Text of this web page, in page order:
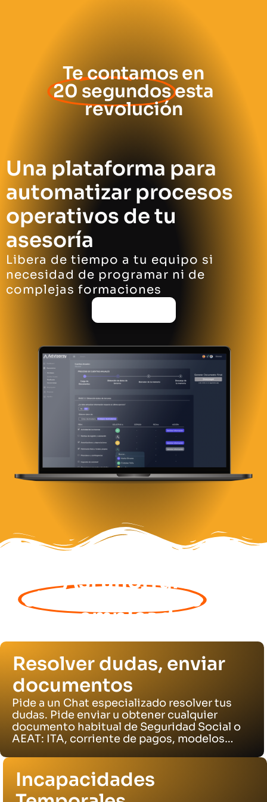
Te contamos en
20 segundosesta
revolución
Una plataforma para
automatizar procesos
operativos de tu
asesoría
Libera de tiempo a tu equipo si
necesidad de programar ni de
complejas formaciones
Así ahorrarás
cientos de horaspor
empleado
Resolver dudas, enviar
documentos
Pide a un Chat especializado resolver tus
dudas. Pide enviar u obtener cualquier
documento habitual de Seguridad Social o
AEAT: ITA, corriente de pagos, modelos…
Incapacidades